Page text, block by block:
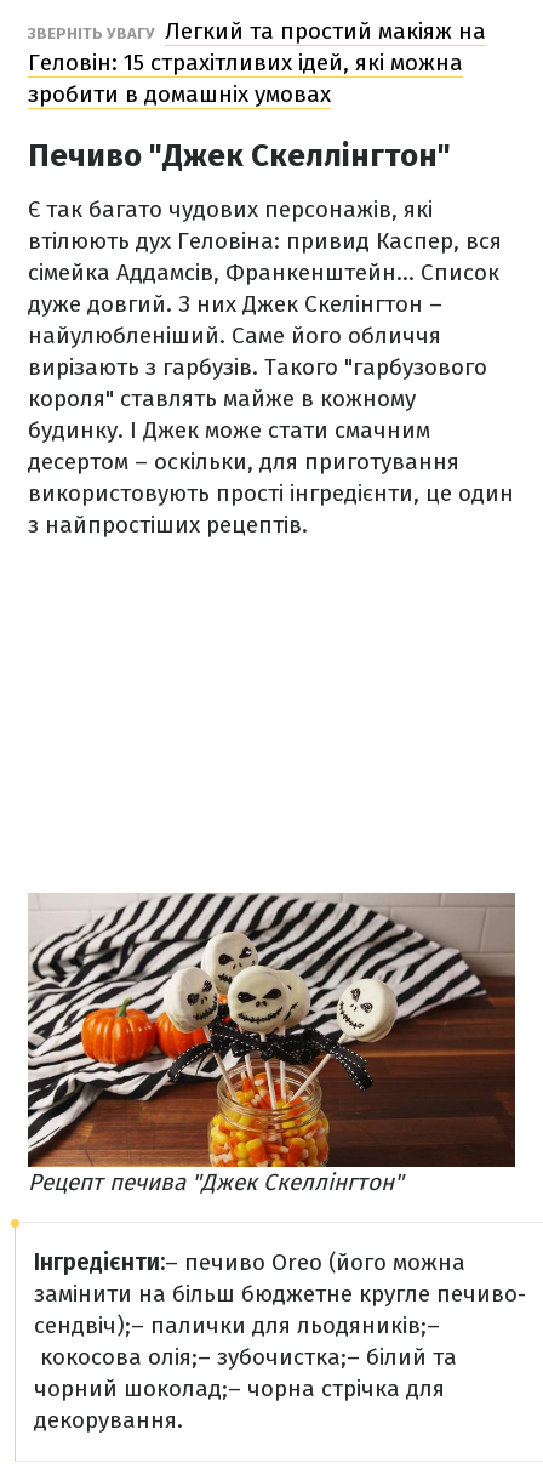
ЗВЕРНІТЬ УВАГУ Легкий та простий макіяж на
Геловін: 15 страхітливих ідей, які можна
зробити в домашніх умовах
Печиво "Джек Скеллінгтон"
Є так багато чудових персонажів, які
втілюють дух Геловіна: привид Каспер, вся
сімейка Аддамсів, Франкенштейн... Список
дуже довгий. З них Джек Скелінгтон –
найулюбленіший. Саме його обличчя
вирізають з гарбузів. Такого "гарбузового
короля" ставлять майже в кожному
будинку. І Джек може стати смачним
десертом – оскільки, для приготування
використовують прості інгредієнти, це один
з найпростіших рецептів.
Рецепт печива "Джек Скеллінгтон"
Інгредієнти:– печиво Oreo (його можна
замінити на більш бюджетне кругле печиво-
сендвіч);– палички для льодяників;–
кокосова олія;– зубочистка;– білий та
чорний шоколад;– чорна стрічка для
декорування.